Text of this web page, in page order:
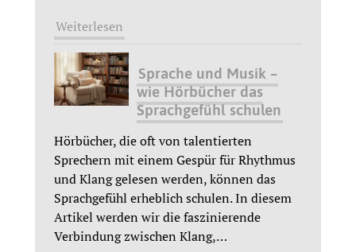
Weiterlesen
Sprache und Musik –
wie Hörbücher das
Sprachgefühl schulen
Hörbücher, die oft von talentierten
Sprechern mit einem Gespür für Rhythmus
und Klang gelesen werden, können das
Sprachgefühl erheblich schulen. In diesem
Artikel werden wir die faszinierende
Verbindung zwischen Klang,…